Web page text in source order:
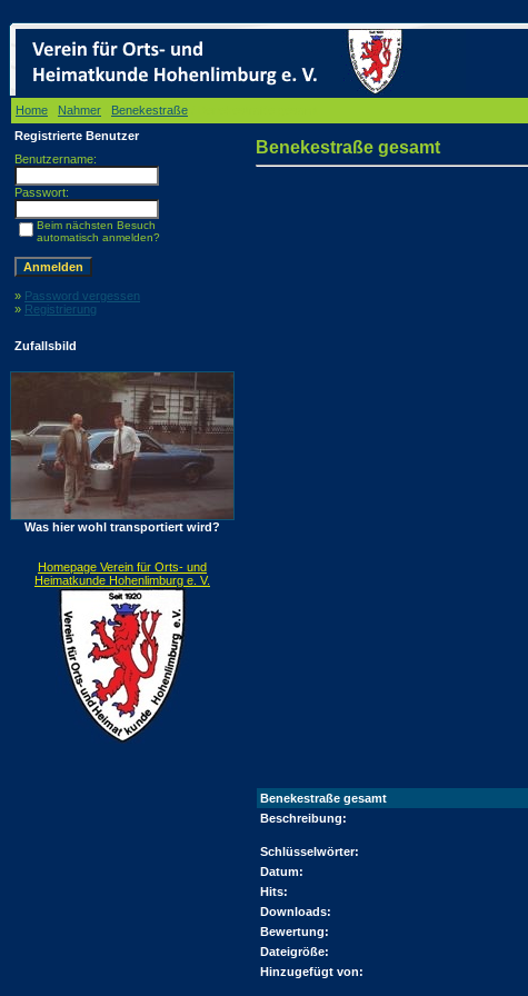
Home Nahmer Benekestraße
Registrierte Benutzer
Benutzername:
Passwort:
Beim nächsten Besuch
automatisch anmelden?
» Password vergessen
» Registrierung
Zufallsbild
Was hier wohl transportiert wird?
Homepage Verein für Orts- und
Heimatkunde Hohenlimburg e. V.
Benekestraße gesamt
Benekestraße gesamt
Beschreibung:
Schlüsselwörter:
Datum:
Hits:
Downloads:
Bewertung:
Dateigröße:
Hinzugefügt von: